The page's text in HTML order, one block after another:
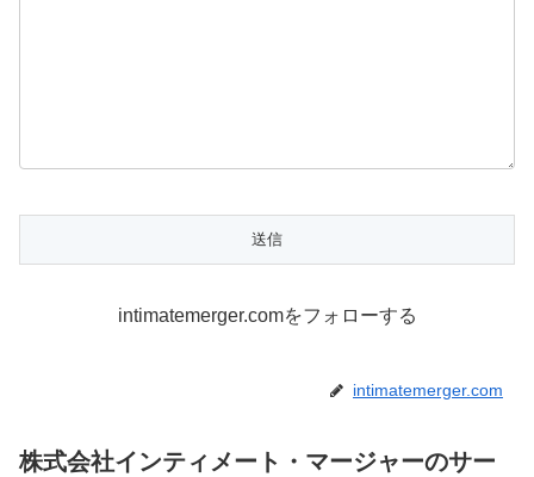
intimatemerger.comをフォローする
intimatemerger.com
株式会社インティメート・マージャーのサー